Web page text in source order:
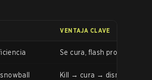
VENTAJA CLAVE
Se cura, flash propio,
Kill → cura → dismissal. Kit